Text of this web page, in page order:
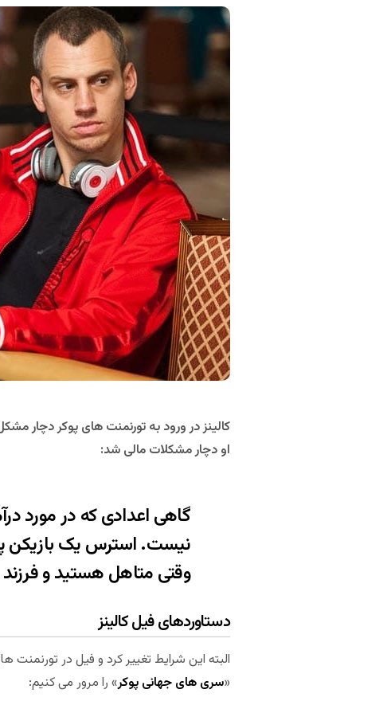
کالینز در ورود به تورنمنت های پوکر دچار
او دچار مشکلات مالی شد:
گاهی اعدادی که در مورد
نیست. استرس یک بازیکن
وقتی متاهل هستید و
دستاوردهای فیل کالینز
البته این شرایط تغییر کرد و فیل در
«سری های جهانی پوکر» را مرور می کنیم: